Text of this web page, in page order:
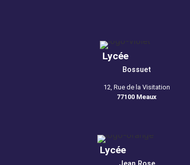
Lycée
Bossuet
12, Rue de la Visitation
77100 Meaux
Lycée